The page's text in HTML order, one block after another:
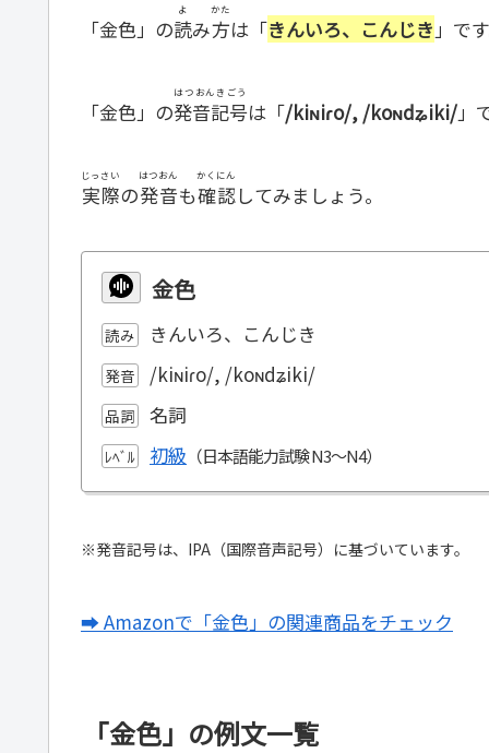
「金色」の読
よ
み方
かた
は「きんいろ、こんじき 」です
「金色」の発音記号
はつおんきごう
は「/kiɴiɾo/, /koɴdʑiki/」
実際
じっさい
の発音
はつおん
も確認
かくにん
してみましょう。
金色
読み きんいろ、こんじき
発音 /kiɴiɾo/, /koɴdʑiki/
品詞 名詞
ﾚﾍﾞﾙ 初級
※発音記号は、IPA（国際音声記号）に基づいています。
➡ Amazonで「金色」の関連商品をチェック
「金色」の例文一覧